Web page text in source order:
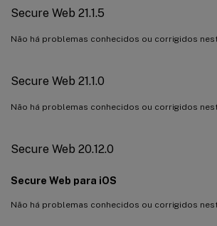
Secure Web 21.1.5
Não há problemas conhecidos ou corrigidos
Secure Web 21.1.0
Não há problemas conhecidos ou corrigidos
Secure Web 20.12.0
Secure Web para iOS
Não há problemas conhecidos ou corrigidos